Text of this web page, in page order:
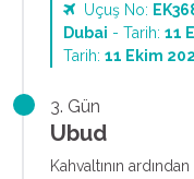
Uçuş No:
Dubai - Tarih: 11
Tarih: 11 Ekim
3. Gün
Ubud
Kahvaltının